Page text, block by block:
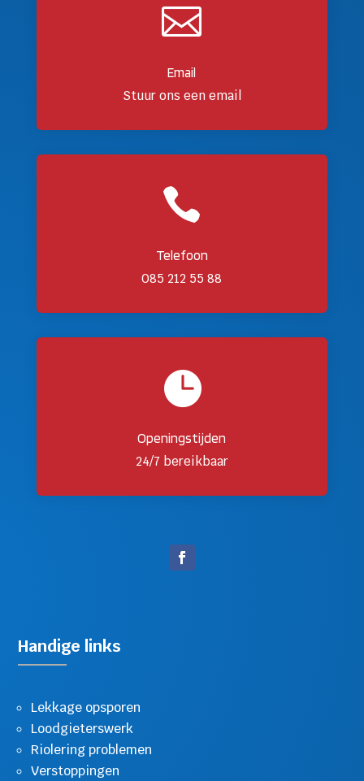

Email
Stuur ons een email

Telefoon
085 212 55 88

Openingstijden
24/7 bereikbaar
Handige links
Lekkage opsporen
Loodgieterswerk
Riolering problemen
Verstoppingen